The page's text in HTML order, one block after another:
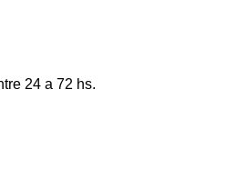
24 a 72 hs.